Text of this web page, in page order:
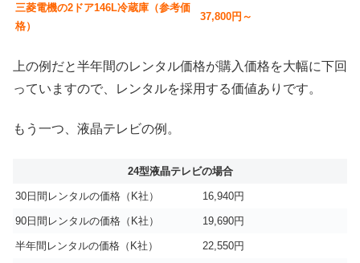
三菱電機の2ドア146L冷蔵庫（参考価
格）
37,800円～
上の例だと半年間のレンタル価格が購入価格を大幅に下回
っていますので、レンタルを採用する価値ありです。
もう一つ、液晶テレビの例。
24型液晶テレビの場合
30日間レンタルの価格（K社） 16,940円
90日間レンタルの価格（K社） 19,690円
半年間レンタルの価格（K社） 22,550円